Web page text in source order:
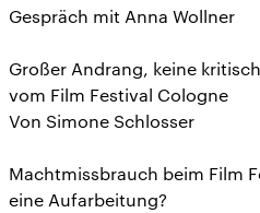
Gespräch mit Anna Wollner
Großer Andrang, keine
vom Film Festival Cologne
Von Simone Schlosser
Machtmissbrauch beim Film
eine Aufarbeitung?